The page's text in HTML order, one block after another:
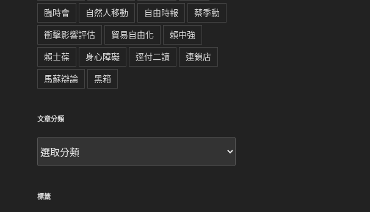
臨時會
自然人移動 自由時報
蔡季勳
衝擊影響評估
貿易自由化
賴中強
賴士葆
身心障礙 逕付二讀
連鎖店
馬蘇辯論
黑箱
文章分類
章
分
標籤